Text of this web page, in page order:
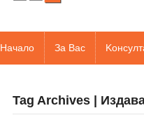
Начало За Вас
Tag Archives |